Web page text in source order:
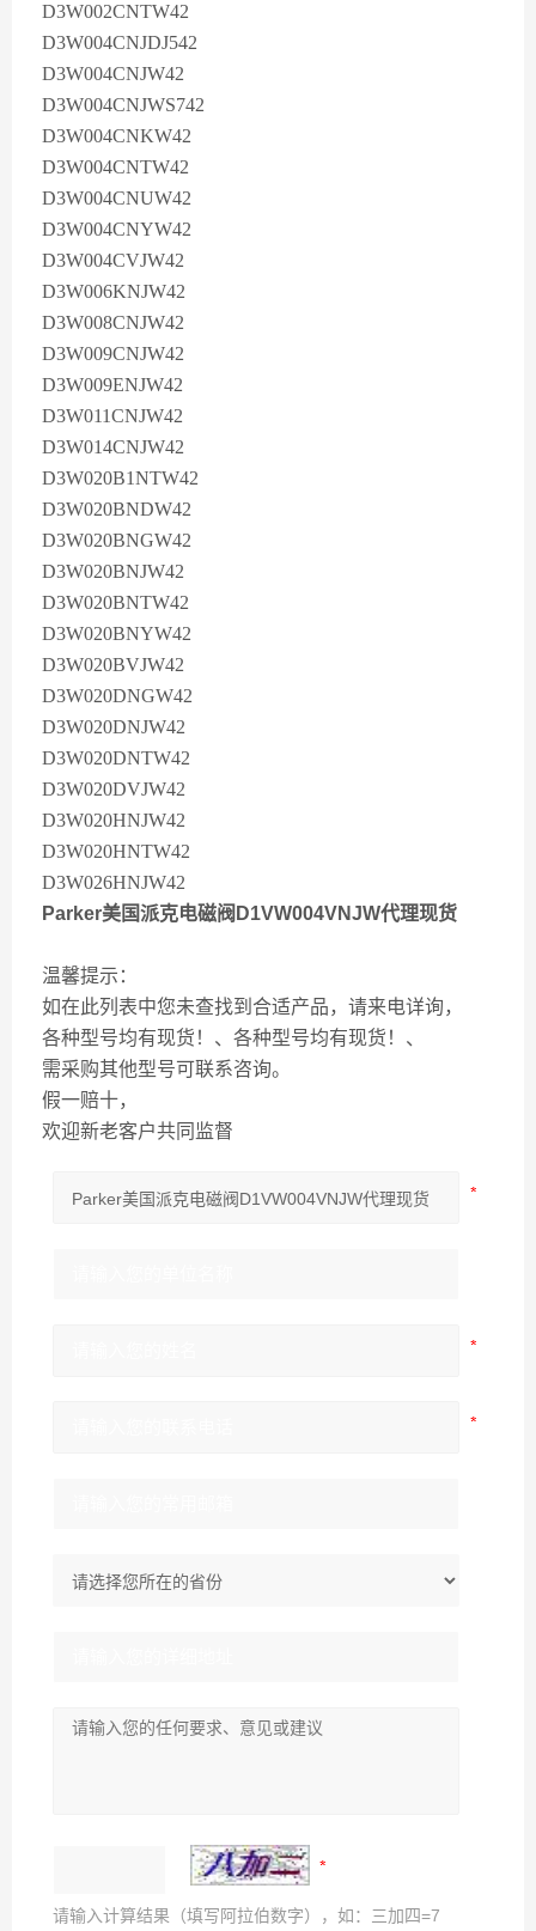
D3W002CNTW42
D3W004CNJDJ542
D3W004CNJW42
D3W004CNJWS742
D3W004CNKW42
D3W004CNTW42
D3W004CNUW42
D3W004CNYW42
D3W004CVJW42
D3W006KNJW42
D3W008CNJW42
D3W009CNJW42
D3W009ENJW42
D3W011CNJW42
D3W014CNJW42
D3W020B1NTW42
D3W020BNDW42
D3W020BNGW42
D3W020BNJW42
D3W020BNTW42
D3W020BNYW42
D3W020BVJW42
D3W020DNGW42
D3W020DNJW42
D3W020DNTW42
D3W020DVJW42
D3W020HNJW42
D3W020HNTW42
D3W026HNJW42
Parker美国派克电磁阀D1VW004VNJW代理现货
温馨提示：
如在此列表中您未查找到合适产品，请来电详询，
各种型号均有现货！、各种型号均有现货！、
需采购其他型号可联系咨询。
假一赔十，
欢迎新老客户共同监督
请输入计算结果（填写阿拉伯数字），如：三加四=7